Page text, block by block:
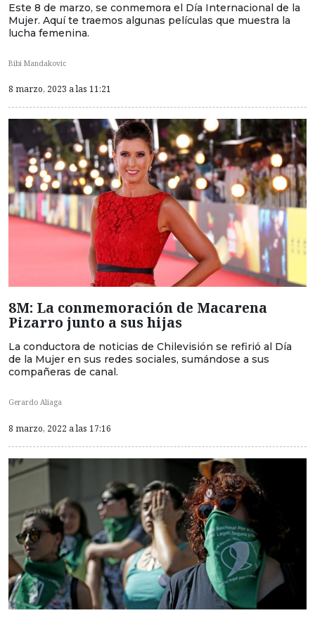
Este 8 de marzo, se conmemora el Día Internacional de la
Mujer. Aquí te traemos algunas películas que muestra la
lucha femenina.
Bibi Mandakovic
8 marzo, 2023 a las 11:21
8M: La conmemoración de Macarena
Pizarro junto a sus hijas
La conductora de noticias de Chilevisión se refirió al Día
de la Mujer en sus redes sociales, sumándose a sus
compañeras de canal.
Gerardo Aliaga
8 marzo, 2022 a las 17:16